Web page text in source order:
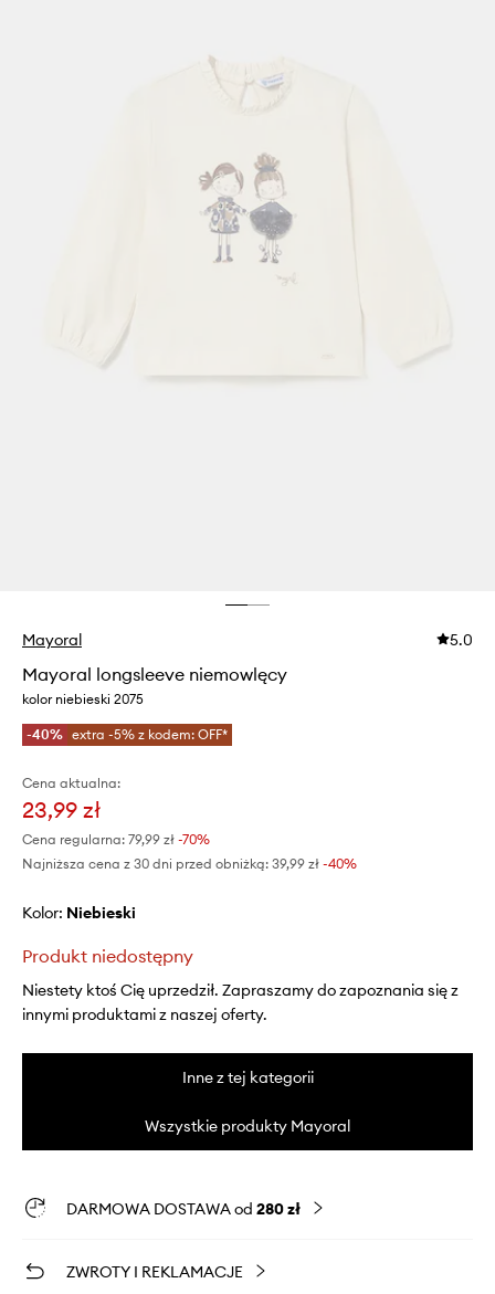
Mayoral 5.0
Mayoral longsleeve niemowlęcy
kolor niebieski 2075
-40% extra -5% z kodem: OFF*
Cena aktualna:
23,99 zł
Cena regularna: 79,99 zł -70%
Najniższa cena z 30 dni przed obniżką: 39,99 zł -40%
Kolor: niebieski
Produkt niedostępny
Niestety ktoś Cię uprzedził. Zapraszamy do zapoznania się z
innymi produktami z naszej oferty.
Inne z tej kategorii
Wszystkie produkty Mayoral
DARMOWA DOSTAWA od 280 zł
ZWROTY I REKLAMACJE